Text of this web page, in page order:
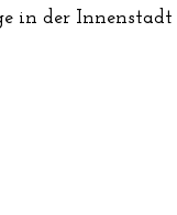
in der